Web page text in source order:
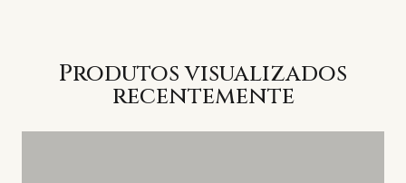
Produtos visualizados
recentemente